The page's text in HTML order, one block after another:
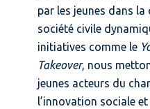
par les jeunes dans
société civile
initiatives comme le
Takeover, nous
jeunes acteurs du
l’innovation sociale